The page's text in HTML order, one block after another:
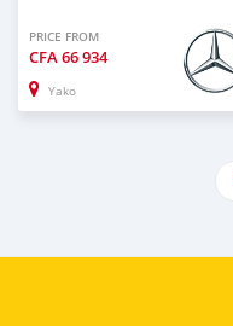
PRICE FROM
CFA66 934
Yako